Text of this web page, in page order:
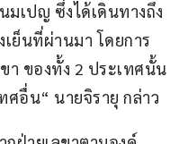
เปญ ซึ่งได้เดินทางถึง
ย็นที่ผ่านมา โดยการ
า ของทั้ง 2 ประเทศนั้น
ศอื่น“ นายจิรายุ กล่าว